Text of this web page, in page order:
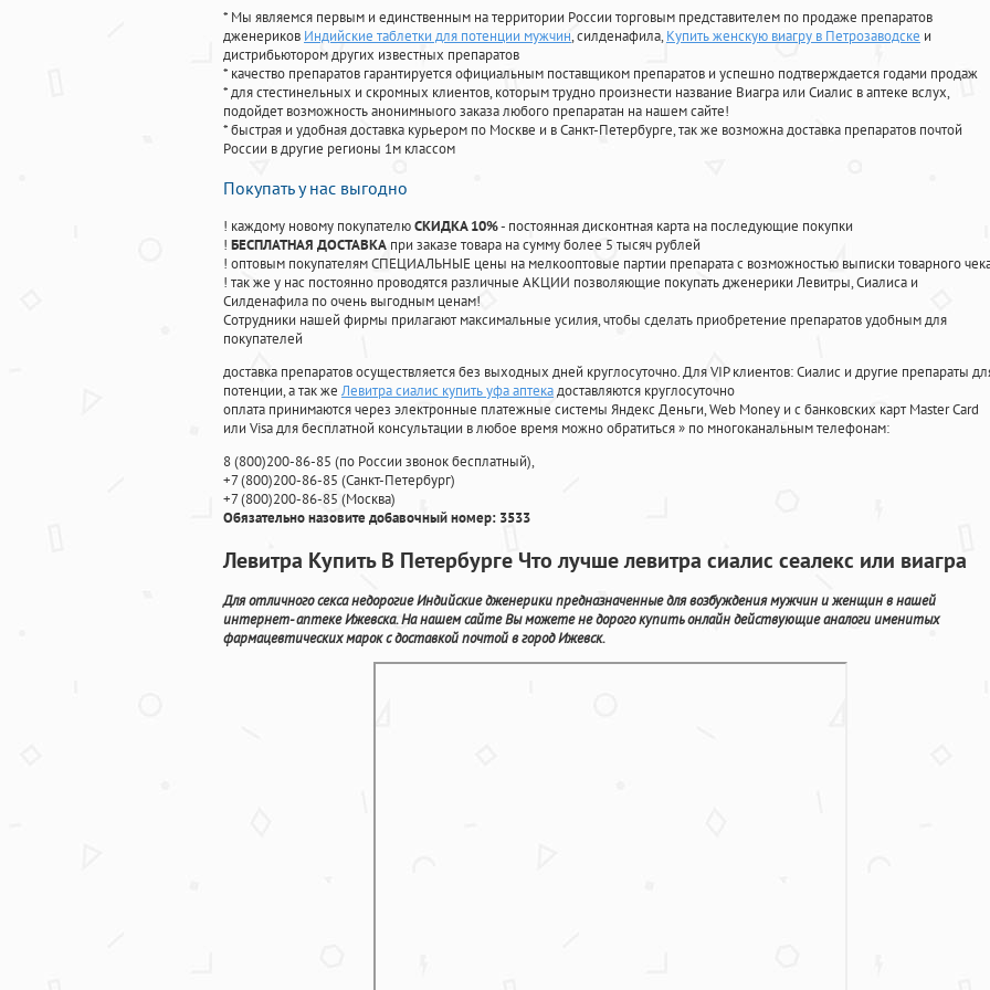
* Мы являемся первым и единственным на территории России торговым представителем по продаже препаратов
дженериков Индийские таблетки для потенции мужчин, силденафила, Купить женскую виагру в Петрозаводске и
дистрибьютором других известных препаратов
* качество препаратов гарантируется официальным поставщиком препаратов и успешно подтверждается годами продаж
* для стестинельных и скромных клиентов, которым трудно произнести название Виагра или Сиалис в аптеке вслух,
подойдет возможность анонимныого заказа любого препаратан на нашем сайте!
* быстрая и удобная доставка курьером по Москве и в Санкт-Петербурге, так же возможна доставка препаратов почтой
России в другие регионы 1м классом
Покупать у нас выгодно
! каждому новому покупателюСКИДКА 10%- постоянная дисконтная карта на последующие покупки
! БЕСПЛАТНАЯ ДОСТАВКА при заказе товара на сумму более 5 тысяч рублей
! оптовым покупателям СПЕЦИАЛЬНЫЕ цены на мелкооптовые партии препарата с возможностью выписки товарного
! так же у нас постоянно проводятся различные АКЦИИ позволяющие покупать дженерики Левитры, Сиалиса и
Силденафила по очень выгодным ценам!
Cотрудники нашей фирмы прилагают максимальные усилия, чтобы сделать приобретение препаратов удобным для
покупателей
доставка препаратов осуществляется без выходных дней круглосуточно. Для VIP клиентов: Сиалис и другие препараты
потенции, а так же Левитра сиалис купить уфа аптекадоставляются круглосуточно
оплата принимаются через электронные платежные системы Яндекс Деньги, Web Money и с банковских карт Master Card
или Visa для бесплатной консультации в любое время можно обратиться» по многоканальным телефонам:
8(800)200-86-85 (по России звонок бесплатный),
+7(800)200-86-85 (Санкт-Петербург)
+7(800)200-86-85 (Москва)
Обязательно назовите добавочный номер: 3533
Левитра Купить В Петербурге Что лучше левитра сиалис сеалекс или виагра
Для отличного секса недорогие Индийские дженерики предназначенные для возбуждения мужчин и женщин в нашей
интернет- аптеке Ижевска. На нашем сайте Вы можете не дорого купить онлайн действующие аналоги именитых
фармацевтических марок с доставкой почтой в город Ижевск.